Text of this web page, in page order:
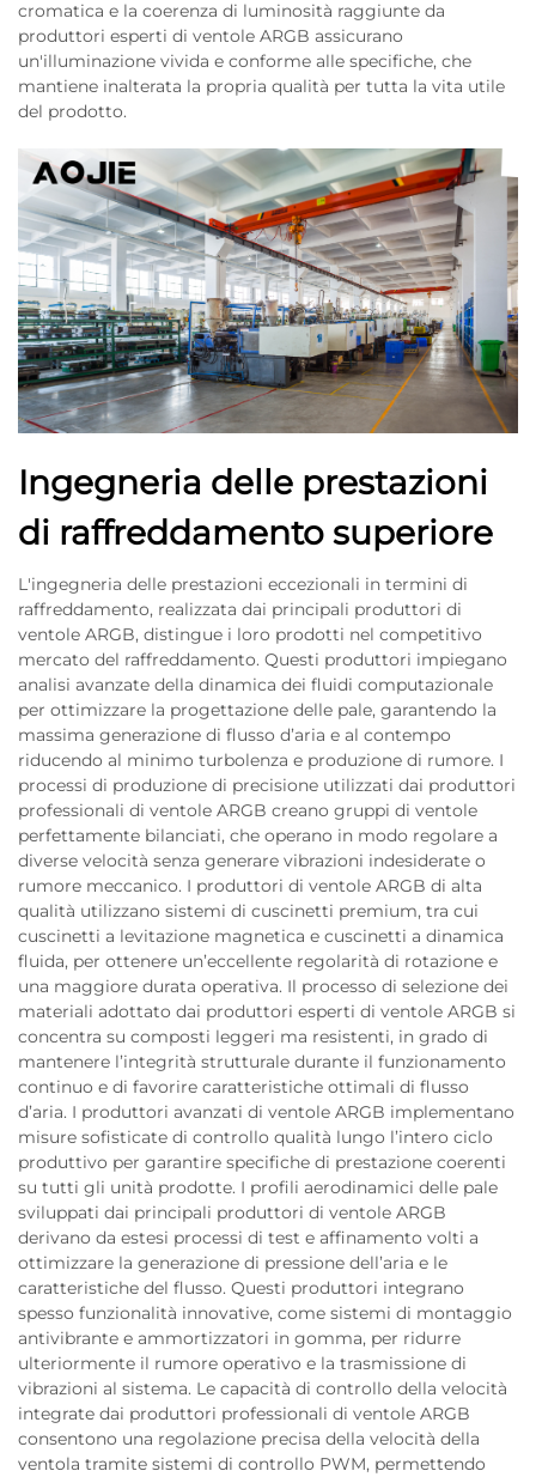
cromatica e la coerenza di luminosità raggiunte da
produttori esperti di ventole ARGB assicurano
un'illuminazione vivida e conforme alle specifiche, che
mantiene inalterata la propria qualità per tutta la vita utile
del prodotto.
Ingegneria delle prestazioni
di raffreddamento superiore
L'ingegneria delle prestazioni eccezionali in termini di
raffreddamento, realizzata dai principali produttori di
ventole ARGB, distingue i loro prodotti nel competitivo
mercato del raffreddamento. Questi produttori impiegano
analisi avanzate della dinamica dei fluidi computazionale
per ottimizzare la progettazione delle pale, garantendo la
massima generazione di flusso d’aria e al contempo
riducendo al minimo turbolenza e produzione di rumore. I
processi di produzione di precisione utilizzati dai produttori
professionali di ventole ARGB creano gruppi di ventole
perfettamente bilanciati, che operano in modo regolare a
diverse velocità senza generare vibrazioni indesiderate o
rumore meccanico. I produttori di ventole ARGB di alta
qualità utilizzano sistemi di cuscinetti premium, tra cui
cuscinetti a levitazione magnetica e cuscinetti a dinamica
fluida, per ottenere un’eccellente regolarità di rotazione e
una maggiore durata operativa. Il processo di selezione dei
materiali adottato dai produttori esperti di ventole ARGB si
concentra su composti leggeri ma resistenti, in grado di
mantenere l’integrità strutturale durante il funzionamento
continuo e di favorire caratteristiche ottimali di flusso
d’aria. I produttori avanzati di ventole ARGB implementano
misure sofisticate di controllo qualità lungo l’intero ciclo
produttivo per garantire specifiche di prestazione coerenti
su tutti gli unità prodotte. I profili aerodinamici delle pale
sviluppati dai principali produttori di ventole ARGB
derivano da estesi processi di test e affinamento volti a
ottimizzare la generazione di pressione dell’aria e le
caratteristiche del flusso. Questi produttori integrano
spesso funzionalità innovative, come sistemi di montaggio
antivibrante e ammortizzatori in gomma, per ridurre
ulteriormente il rumore operativo e la trasmissione di
vibrazioni al sistema. Le capacità di controllo della velocità
integrate dai produttori professionali di ventole ARGB
consentono una regolazione precisa della velocità della
ventola tramite sistemi di controllo PWM, permettendo